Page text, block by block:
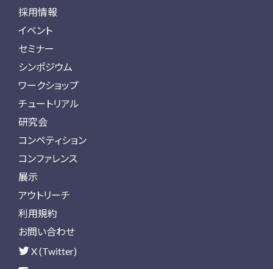
採用情報
イベント
セミナー
シンポジウム
ワークショップ
チュートリアル
研究会
コンペティション
コンファレンス
展示
アウトリーチ
利用規約
お問い合わせ
X (Twitter)